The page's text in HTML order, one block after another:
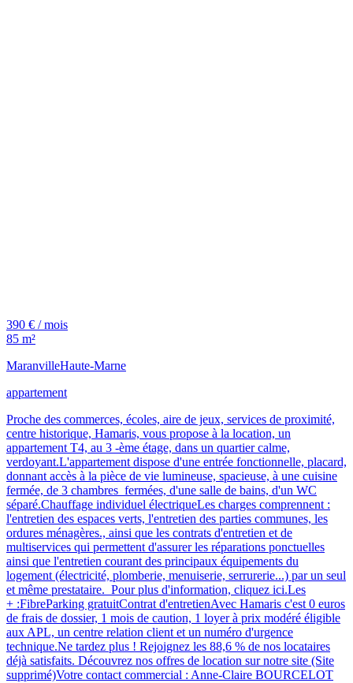
390 € / mois
85 m²
MaranvilleHaute-Marne
appartement
Proche des commerces, écoles, aire de jeux, services de proximité,
centre historique, Hamaris, vous propose à la location, un
appartement T4, au 3 -ème étage, dans un quartier calme,
verdoyant.L'appartement dispose d'une entrée fonctionnelle, placard,
donnant accès à la pièce de vie lumineuse, spacieuse, à une cuisine
fermée, de 3 chambres fermées, d'une salle de bains, d'un WC
séparé.Chauffage individuel électriqueLes charges comprennent :
l'entretien des espaces verts, l'entretien des parties communes, les
ordures ménagères., ainsi que les contrats d'entretien et de
multiservices qui permettent d'assurer les réparations ponctuelles
ainsi que l'entretien courant des principaux équipements du
logement (électricité, plomberie, menuiserie, serrurerie...) par un seul
et même prestataire. Pour plus d'information, cliquez ici.Les
+ :FibreParking gratuitContrat d'entretienAvec Hamaris c'est 0 euros
de frais de dossier, 1 mois de caution, 1 loyer à prix modéré éligible
aux APL, un centre relation client et un numéro d'urgence
technique.Ne tardez plus ! Rejoignez les 88,6 % de nos locataires
déjà satisfaits. Découvrez nos offres de location sur notre site (Site
supprimé)Votre contact commercial : Anne-Claire BOURCELOT